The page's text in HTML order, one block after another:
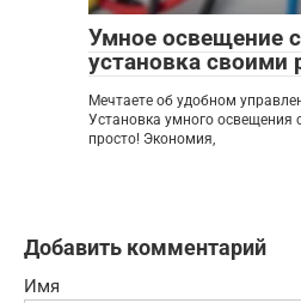
Умное освещение
установка своими
Мечтаете об удобном
Установка умного освещения
просто! Экономия,
Добавить комментарий
Имя